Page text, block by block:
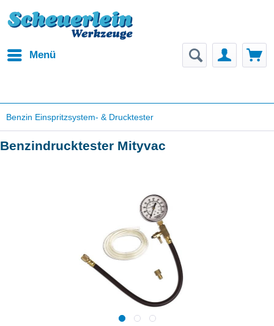
Menü
Benzin Einspritzsystem- & Drucktester
Benzindrucktester Mityvac